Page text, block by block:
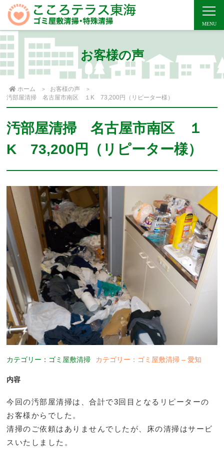
お客様の声
ホーム
お客様の声
汚部屋清掃 名古屋市南区 １K 73,200円（リピーター様）
汚部屋清掃 名古屋市南区 １
K 73,200円（リピーター様）
カテゴリー：ゴミ屋敷清掃 カテゴリー：ゴミ屋敷清掃 – 愛知
内容
今回の汚部屋清掃は、合計で3回目となるリピーターの
お客様からでした。
清掃のご依頼はありませんでしたが、床の清掃はサービ
スいたしました。